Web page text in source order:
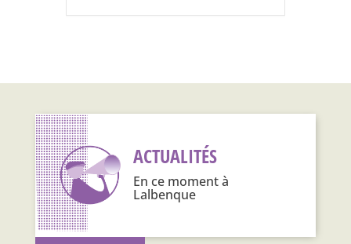
ACTUALITÉS
En ce moment à
Lalbenque